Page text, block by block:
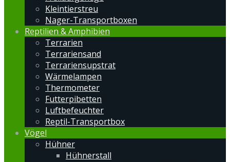
Kleintierstreu
Nager-Transportboxen
Reptilien & Amphibien
Terrarien
Terrariensand
Terrariensupstrat
Wärmelampen
Thermometer
Futterpibetten
Luftbefeuchter
Reptil-Transportbox
Vögel
Hühner
Hühnerstall